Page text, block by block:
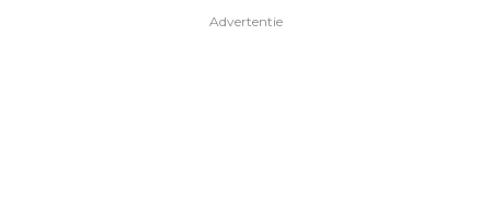
Advertentie